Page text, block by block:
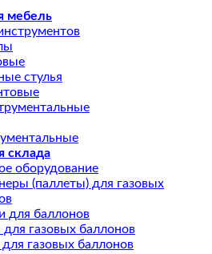
мебель
стулья
склада
оборудование
(паллеты) для газовых
для баллонов
газовых баллонов
газовых баллонов